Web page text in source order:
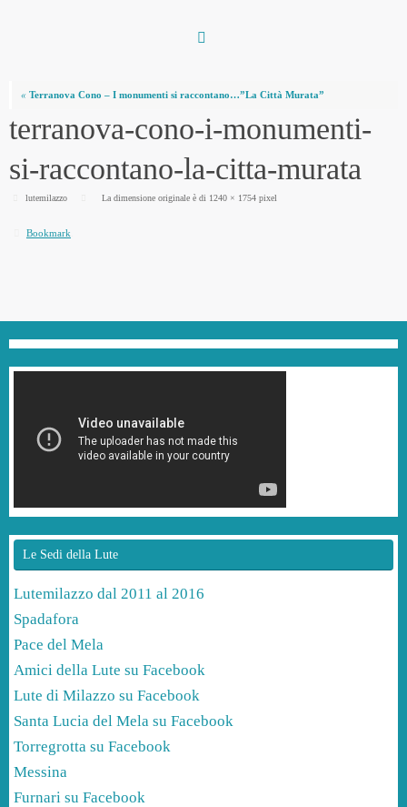
« Terranova Cono – I monumenti si raccontano…”La Città Murata”
terranova-cono-i-monumenti-
si-raccontano-la-citta-murata
lutemilazzo La dimensione originale è di 1240 × 1754 pixel
Bookmark
Le Sedi della Lute
Lutemilazzo dal 2011 al 2016
Spadafora
Pace del Mela
Amici della Lute su Facebook
Lute di Milazzo su Facebook
Santa Lucia del Mela su Facebook
Torregrotta su Facebook
Messina
Furnari su Facebook